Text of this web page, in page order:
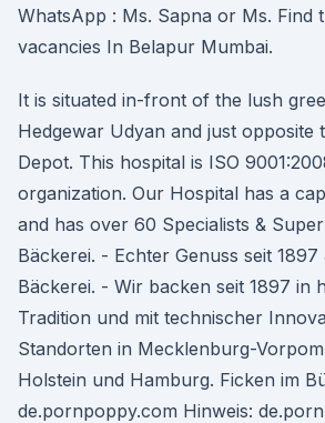
WhatsApp : Ms. Sapna or Ms. Find
vacancies In Belapur Mumbai.
It is situated in-front of the lush
Hedgewar Udyan and just opposite
Depot. This hospital is ISO
organization. Our Hospital has a
and has over 60 Specialists &
Bäckerei. - Echter Genuss seit 1897
Bäckerei. - Wir backen seit 1897 in
Tradition und mit technischer
Standorten in Mecklenburg-
Holstein und Hamburg. Ficken im
de.pornpoppy.com Hinweis: